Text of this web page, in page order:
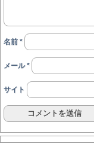
名前 *
メール*
サイト